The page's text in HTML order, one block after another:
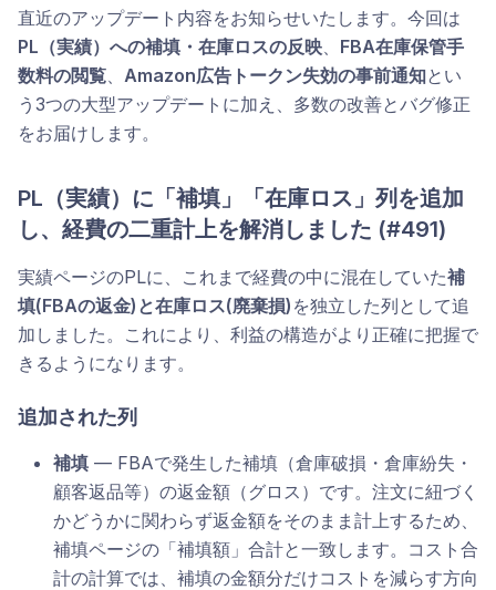
直近のアップデート内容をお知らせいたします。今回は
PL（実績）への補填・在庫ロスの反映、 FBA在庫保管手
数料の閲覧、 Amazon広告トークン失効の事前通知とい
う3つの大型アップデートに加え、多数の改善とバグ修正
をお届けします。
PL（実績）に「補填」「在庫ロス」列を追加
し、経費の二重計上を解消しました (#491)
実績ページのPLに、これまで経費の中に混在していた補
填(FBAの返金)と在庫ロス(廃棄損) を独立した列として追
加しました。これにより、利益の構造がより正確に把握で
きるようになります。
追加された列
補填 — FBAで発生した補填（倉庫破損・倉庫紛失・
顧客返品等）の返金額（グロス）です。注文に紐づく
かどうかに関わらず返金額をそのまま計上するため、
補填ページの「補填額」合計と一致します。コスト合
計の計算では、補填の金額分だけコストを減らす方向